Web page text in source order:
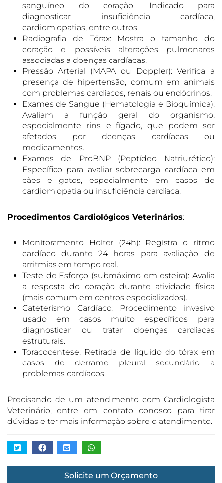
sanguíneo do coração. Indicado para
diagnosticar insuficiência cardíaca,
cardiomiopatias, entre outros.
Radiografia de Tórax: Mostra o tamanho do
coração e possíveis alterações pulmonares
associadas a doenças cardíacas.
Pressão Arterial (MAPA ou Doppler): Verifica a
presença de hipertensão, comum em animais
com problemas cardíacos, renais ou endócrinos.
Exames de Sangue (Hematologia e Bioquímica):
Avaliam a função geral do organismo,
especialmente rins e fígado, que podem ser
afetados por doenças cardíacas ou
medicamentos.
Exames de ProBNP (Peptídeo Natriurético):
Específico para avaliar sobrecarga cardíaca em
cães e gatos, especialmente em casos de
cardiomiopatia ou insuficiência cardíaca.
Procedimentos Cardiológicos Veterinários:
Monitoramento Holter (24h): Registra o ritmo
cardíaco durante 24 horas para avaliação de
arritmias em tempo real.
Teste de Esforço (submáximo em esteira): Avalia
a resposta do coração durante atividade física
(mais comum em centros especializados).
Cateterismo Cardíaco: Procedimento invasivo
usado em casos muito específicos para
diagnosticar ou tratar doenças cardíacas
estruturais.
Toracocentese: Retirada de líquido do tórax em
casos de derrame pleural secundário a
problemas cardíacos.
Precisando de um atendimento com Cardiologista
Veterinário, entre em contato conosco para tirar
dúvidas e ter mais informação sobre o atendimento.
Solicite um Orçamento